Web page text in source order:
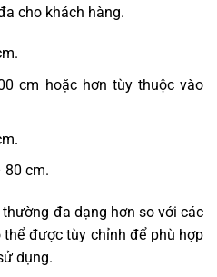
cho khách hàng.
cm hoặc hơn tùy thuộc vào
80 cm.
đa dạng hơn so với các
được tùy chỉnh để phù hợp
dụng.